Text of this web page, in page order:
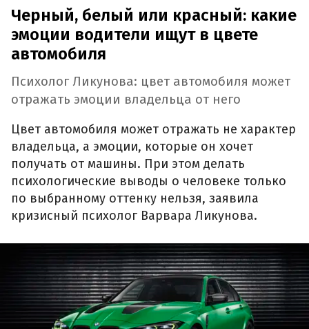
Черный, белый или красный: какие
эмоции водители ищут в цвете
автомобиля
Психолог Ликунова: цвет автомобиля может
отражать эмоции владельца от него
Цвет автомобиля может отражать не характер
владельца, а эмоции, которые он хочет
получать от машины. При этом делать
психологические выводы о человеке только
по выбранному оттенку нельзя, заявила
кризисный психолог Варвара Ликунова.